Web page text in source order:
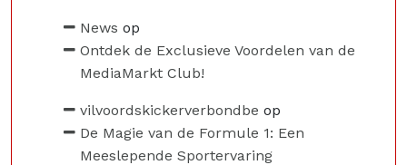
News op
Ontdek de Exclusieve Voordelen van de
MediaMarkt Club!
vilvoordskickerverbondbe op
De Magie van de Formule 1: Een
Meeslepende Sportervaring